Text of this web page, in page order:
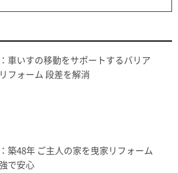
車いすの移動をサポートするバリア
フォーム 段差を解消
築48年 ご主人の家を曳家リフォーム
で安心